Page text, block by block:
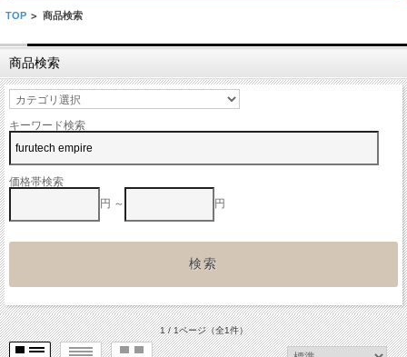
TOP > 商品検索
商品検索
キーワード検索
価格帯検索
円 ～
円
1 / 1ページ（全1件）